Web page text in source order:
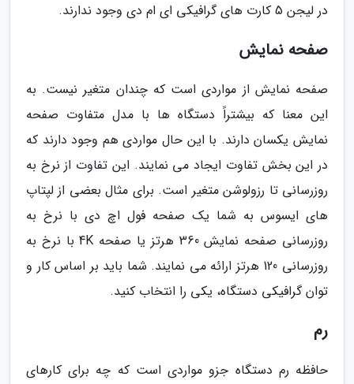
در لیجن 5 کارت های گرافیکی ای ام دی وجود ندارند.
صفحه نمایش
صفحه نمایش از مواردی است که چندان متغیر نیست. به
این معنا که بیشتراً دستگاه ها با مدل متفاوت صفحه
نمایش یکسان دارند. با این حال مواردی هم وجود دارند که
در این بخش تفاوت ایجاد می نمایند. این تفاوت از نرخ به
روزرسانی تا رزولوشن متغیر است. برای مثال بعضی از لپتاپ
های ایسوس به شما یک صفحه فول اچ دی با نرخ به
روزرسانی صفحه نمایش 360 هرتز یا صفحه 4K با نرخ به
روزرسانی 120 هرتز ارائه می نمایند. شما باید بر اساس کار و
توان گرافیکی دستگاه، یکی را انتخاب کنید.
رم
حافظه رم دستگاه جزو مواردی است که چه برای کارهای